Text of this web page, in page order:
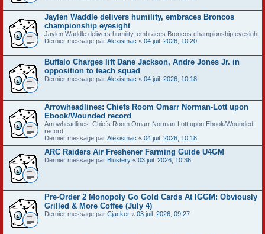
Jaylen Waddle delivers humility, embraces Broncos
championship eyesight
Jaylen Waddle delivers humility, embraces Broncos championship eyesight
Dernier message par Alexismac « 04 juil. 2026, 10:20
Buffalo Charges lift Dane Jackson, Andre Jones Jr. in
opposition to teach squad
Dernier message par Alexismac « 04 juil. 2026, 10:18
Arrowheadlines: Chiefs Room Omarr Norman-Lott upon
Ebook/Wounded record
Arrowheadlines: Chiefs Room Omarr Norman-Lott upon Ebook/Wounded
record
Dernier message par Alexismac « 04 juil. 2026, 10:18
ARC Raiders Air Freshener Farming Guide U4GM
Dernier message par Blustery « 03 juil. 2026, 10:36
Pre-Order 2 Monopoly Go Gold Cards At IGGM: Obviously
Grilled & More Coffee (July 4)
Dernier message par Cjacker « 03 juil. 2026, 09:27